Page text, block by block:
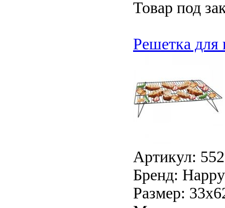
Товар под
Решетка для
Артикул:
Бренд:
Размер: